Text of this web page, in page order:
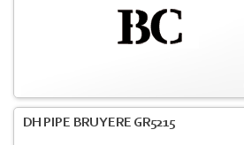
DH PIPE BRUYERE GR5215